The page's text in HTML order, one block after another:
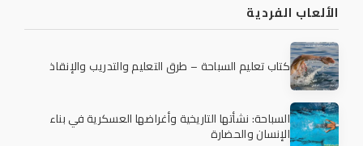
الألعاب الفردية
كتاب تعليم السباحة – طرق التعليم والتدريب والإنقاذ
السباحة: نشأتها التاريخية وأغراضها العسكرية في بناء
الإنسان والحضارة